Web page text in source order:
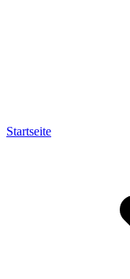
Startseite